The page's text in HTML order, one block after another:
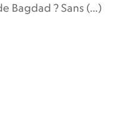
Bagdad ? Sans (…)